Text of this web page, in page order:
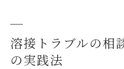
溶接トラブルの相
の実践法